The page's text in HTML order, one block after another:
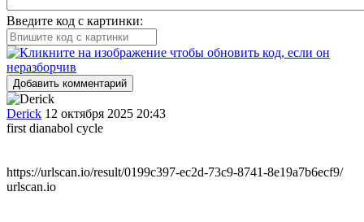
Введите код с картинки:
Добавить комментарий
Derick 12 октября 2025 20:43
first dianabol cycle
https://urlscan.io/result/0199c397-ec2d-73c9-8741-8e19a7b6ecf9/
urlscan.io